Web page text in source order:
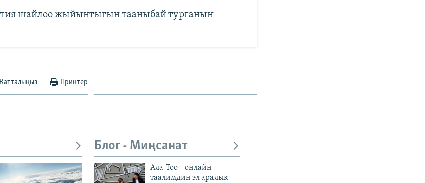
шайлоо жыйынтыгын тааныбай турганын
Катталыңыз Принтер
Блог - Миңсанат
Ала-Тоо – онлайн
таалимдин эл аралык